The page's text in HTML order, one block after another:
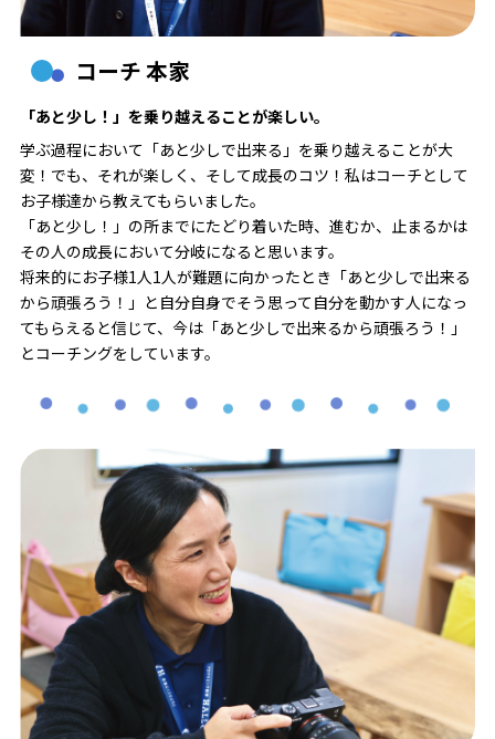
コーチ 本家
「あと少し！」を乗り越えることが楽しい。
学ぶ過程において「あと少しで出来る」を乗り越えることが大
変！でも、それが楽しく、そして成長のコツ！私はコーチとして
お子様達から教えてもらいました。
「あと少し！」の所までにたどり着いた時、進むか、止まるかは
その人の成長において分岐になると思います。
将来的にお子様1人1人が難題に向かったとき「あと少しで出来る
から頑張ろう！」と自分自身でそう思って自分を動かす人になっ
てもらえると信じて、今は「あと少しで出来るから頑張ろう！」
とコーチングをしています。